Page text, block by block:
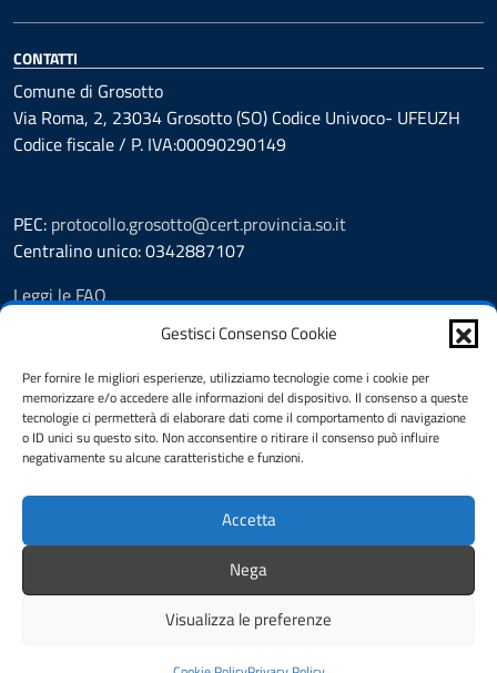
Gestisci Consenso Cookie
Per fornire le migliori esperienze, utilizziamo tecnologie come i cookie per
memorizzare e/o accedere alle informazioni del dispositivo. Il consenso a queste
tecnologie ci permetterà di elaborare dati come il comportamento di navigazione
o ID unici su questo sito. Non acconsentire o ritirare il consenso può influire
negativamente su alcune caratteristiche e funzioni.
Accetta
Nega
Visualizza le preferenze
CONTATTI
Comune di Grosotto
Via Roma, 2, 23034 Grosotto (SO) Codice Univoco- UFEUZH
Codice fiscale / P. IVA:00090290149
PEC: protocollo.grosotto@cert.provincia.so.it
Centralino unico: 0342887107
Leggi le FAQ
Prenotazione appuntamento
Segnalazione disservizio
Richiesta assistenza
Amministrazione trasparente
Albo Pretorio
Informativa privacy
Pubblicità legale
Dichiarazione di accessibilità
Feedback